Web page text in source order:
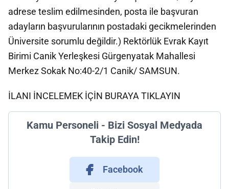
adrese teslim edilmesinden, posta ile başvuran
adayların başvurularının postadaki gecikmelerinden
Üniversite sorumlu değildir.) Rektörlük Evrak Kayıt
Birimi Canik Yerleşkesi Gürgenyatak Mahallesi
Merkez Sokak No:40-2/1 Canik/ SAMSUN.
İLANI İNCELEMEK İÇİN BURAYA TIKLAYIN
Kamu Personeli - Bizi Sosyal Medyada
Takip Edin!
Facebook